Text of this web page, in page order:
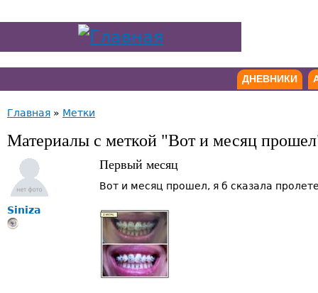
ДНЕВНИКИ
Главная » Метки
Материалы с меткой "Вот и месяц
Siniza
Первый месяц
Вот и месяц прошел, я б сказала